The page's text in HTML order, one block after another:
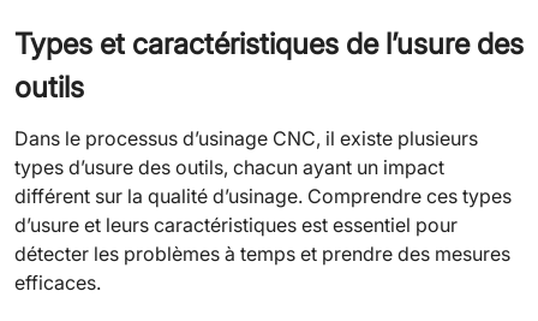
Types et caractéristiques de l’usure des
outils
Dans le processus d’usinage CNC, il existe plusieurs
types d’usure des outils, chacun ayant un impact
différent sur la qualité d’usinage. Comprendre ces types
d’usure et leurs caractéristiques est essentiel pour
détecter les problèmes à temps et prendre des mesures
efficaces.